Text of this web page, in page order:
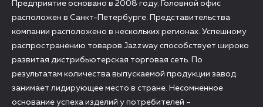
Предприятие основано в 2008 году. Головной офис
расположен в Санкт-Петербурге. Представительства
компании расположено в нескольких регионах. Успешному
распространению товаров Jazzway способствует широко
развитая дистрибьютерская торговая сеть. По
результатам количества выпускаемой продукции завод
занимает лидирующее место в стране. Несомненное
основание успеха изделий у потребителей –